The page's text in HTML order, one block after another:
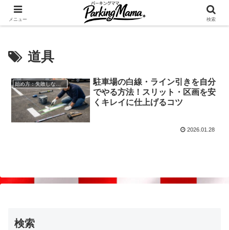
✨空き家・自宅の駐車場を貸してゆとりget🍵
道具
駐車場の白線・ライン引きを自分
でやる方法！スリット・区画を安
くキレイに仕上げるコツ
2026.01.28
検索
メニュー 検索